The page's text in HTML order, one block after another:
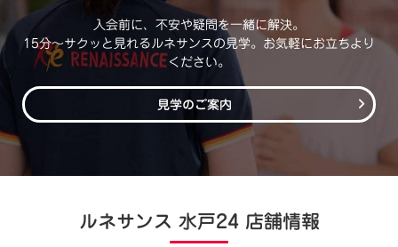
入会前に、不安や疑問を一緒に解決。
15分～サクッと見れるルネサンスの見学。お気軽にお立ちより
ください。
見学のご案内
ルネサンス 水戸24 店舗情報